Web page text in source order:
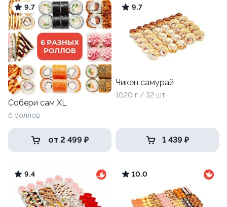
9.7
Собери сам XL
6 роллов
от 2 499 ₽
9.7
Чикен самурай
1020 г / 32 шт
1 439 ₽
9.4 10.0